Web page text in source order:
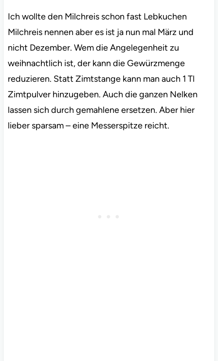
Ich wollte den Milchreis schon fast Lebkuchen
Milchreis nennen aber es ist ja nun mal März und
nicht Dezember. Wem die Angelegenheit zu
weihnachtlich ist, der kann die Gewürzmenge
reduzieren. Statt Zimtstange kann man auch 1 Tl
Zimtpulver hinzugeben. Auch die ganzen Nelken
lassen sich durch gemahlene ersetzen. Aber hier
lieber sparsam – eine Messerspitze reicht.